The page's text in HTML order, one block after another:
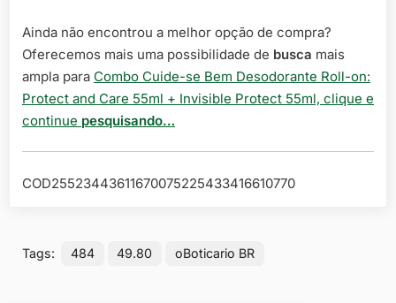
Ainda não encontrou a melhor opção de compra?
Oferecemos mais uma possibilidade de busca mais
ampla para Combo Cuide-se Bem Desodorante Roll-on:
Protect and Care 55ml + Invisible Protect 55ml, clique e
continue pesquisando…
COD25523443611670075225433416610770
Tags: 484 49.80 oBoticario BR